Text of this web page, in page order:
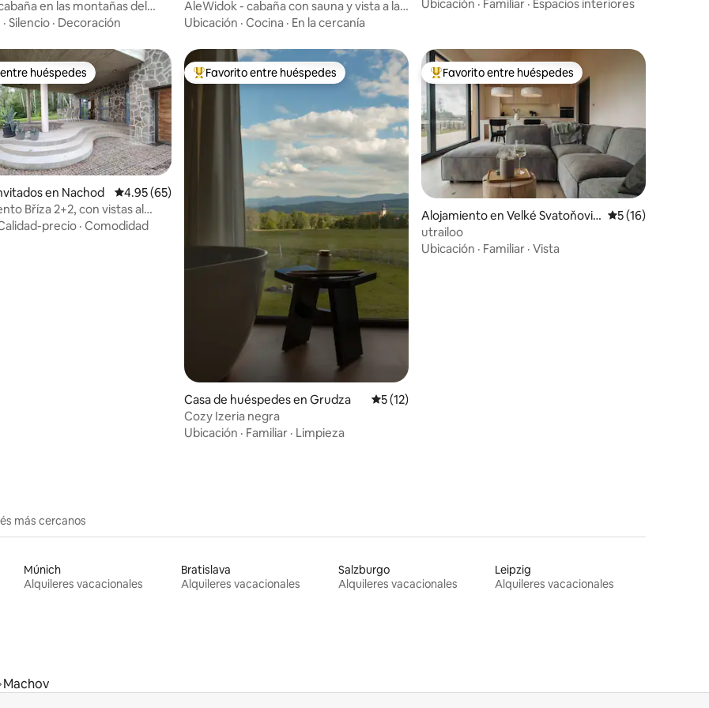
en las montañas del
· Silencio · Decoración
AleWidok - cabaña con sauna y vista a las
montañas Sowie
Ubicación · Cocina · En la cercanía
Ubicación · Familiar · Espacios interiores
de 5, 94 reseñas
huéspedes
huéspedes
en Nachod Calificación promedio: 4.95 de 5, 65 reseñas
4.95 (65)
Bříza 2+2, con vistas al
precio · Comodidad
Favorito entre huéspedes preferido
Favorito entre huéspedes
Casa de huéspedes en Grudza Calificación promedio: 5 de 5, 12 reseñas
5 (12)
Cozy Izeria negra
Ubicación · Familiar · Limpieza
Favorito entre huéspedes preferido
Favorito entre huéspedes
Alojamiento en Velké Svatoňovic
e
Calificación
5 (16)
utrailoo
Ubicación · Familiar · Vista
más cercanos
Múnich
Alquileres vacacionales
Bratislava
Alquileres vacacionales
Salzburgo
Alquileres vacacionales
Leipzig
Alquileres vacacionales
Machov